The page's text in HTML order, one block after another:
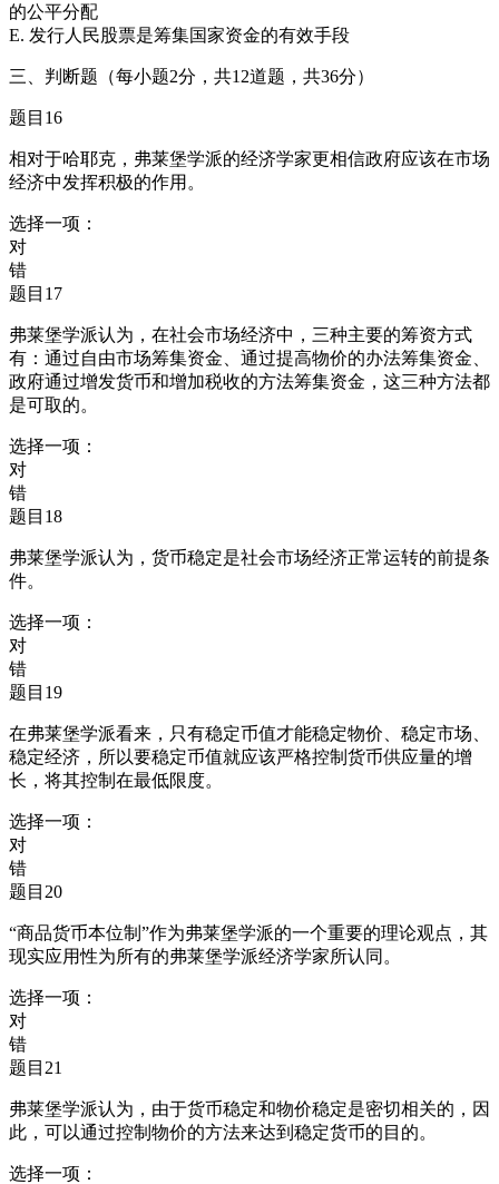
的公平分配
E. 发行人民股票是筹集国家资金的有效手段
三、判断题（每小题2分，共12道题，共36分）
题目16
相对于哈耶克，弗莱堡学派的经济学家更相信政府应该在市场
经济中发挥积极的作用。
选择一项：
对
错
题目17
弗莱堡学派认为，在社会市场经济中，三种主要的筹资方式
有：通过自由市场筹集资金、通过提高物价的办法筹集资金、
政府通过增发货币和增加税收的方法筹集资金，这三种方法都
是可取的。
选择一项：
对
错
题目18
弗莱堡学派认为，货币稳定是社会市场经济正常运转的前提条
件。
选择一项：
对
错
题目19
在弗莱堡学派看来，只有稳定币值才能稳定物价、稳定市场、
稳定经济，所以要稳定币值就应该严格控制货币供应量的增
长，将其控制在最低限度。
选择一项：
对
错
题目20
“商品货币本位制”作为弗莱堡学派的一个重要的理论观点，其
现实应用性为所有的弗莱堡学派经济学家所认同。
选择一项：
对
错
题目21
弗莱堡学派认为，由于货币稳定和物价稳定是密切相关的，因
此，可以通过控制物价的方法来达到稳定货币的目的。
选择一项：